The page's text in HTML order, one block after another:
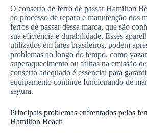
O conserto de ferro de passar Hamilton
ao processo de reparo e manutenção dos
ferros de passar dessa marca, que são
sua eficiência e durabilidade. Esses
utilizados em lares brasileiros, podem
problemas ao longo do tempo, como
superaquecimento ou falhas na emissão
conserto adequado é essencial para
equipamento continue funcionando de
segura.
Principais problemas enfrentados pelos
Hamilton Beach